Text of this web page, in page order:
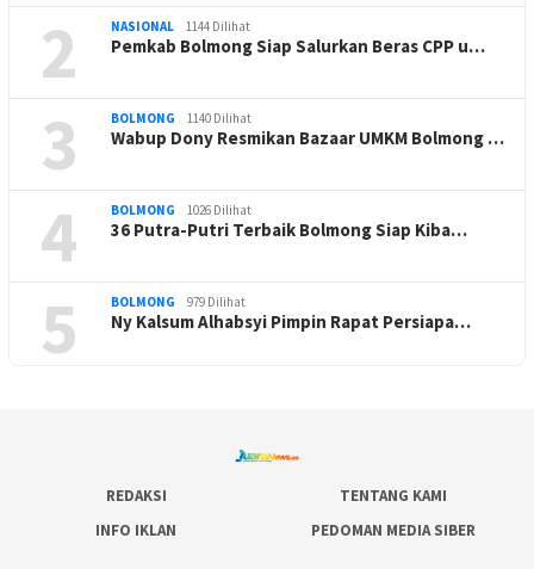
2 NASIONAL 1144 Dilihat
Pemkab Bolmong Siap Salurkan Beras CPP u…
3 BOLMONG 1140 Dilihat
Wabup Dony Resmikan Bazaar UMKM Bolmong …
4 BOLMONG 1026 Dilihat
36 Putra-Putri Terbaik Bolmong Siap Kiba…
5 BOLMONG 979 Dilihat
Ny Kalsum Alhabsyi Pimpin Rapat Persiapa…
REDAKSI
TENTANG KAMI
INFO IKLAN
PEDOMAN MEDIA SIBER